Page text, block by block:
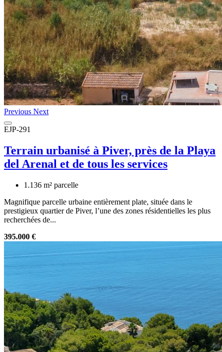
Previous Next
EJP-291
Terrain urbanisé à Piver, près de la Playa
del Arenal et de tous les services
1.136 m² parcelle
Magnifique parcelle urbaine entièrement plate, située dans le
prestigieux quartier de Piver, l’une des zones résidentielles les plus
recherchées de...
395.000 €